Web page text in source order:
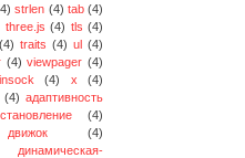
strlen (4) tab (4)
three.js (4) tls (4)
(4) traits (4) ul (4)
(4) viewpager (4)
(4) x
(4)
(4) адаптивность
(4)
движок
(4)
динамическая-